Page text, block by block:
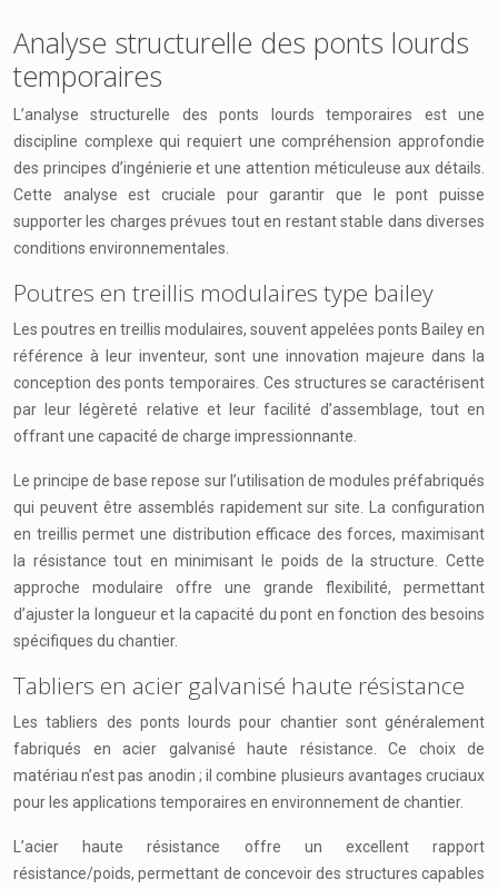
Analyse structurelle des ponts lourds
temporaires
L’analyse structurelle des ponts lourds temporaires est une
discipline complexe qui requiert une compréhension approfondie
des principes d’ingénierie et une attention méticuleuse aux détails.
Cette analyse est cruciale pour garantir que le pont puisse
supporter les charges prévues tout en restant stable dans diverses
conditions environnementales.
Poutres en treillis modulaires type bailey
Les poutres en treillis modulaires, souvent appelées ponts Bailey en
référence à leur inventeur, sont une innovation majeure dans la
conception des ponts temporaires. Ces structures se caractérisent
par leur légèreté relative et leur facilité d’assemblage, tout en
offrant une capacité de charge impressionnante.
Le principe de base repose sur l’utilisation de modules préfabriqués
qui peuvent être assemblés rapidement sur site. La configuration
en treillis permet une distribution efficace des forces, maximisant
la résistance tout en minimisant le poids de la structure. Cette
approche modulaire offre une grande flexibilité, permettant
d’ajuster la longueur et la capacité du pont en fonction des besoins
spécifiques du chantier.
Tabliers en acier galvanisé haute résistance
Les tabliers des ponts lourds pour chantier sont généralement
fabriqués en acier galvanisé haute résistance. Ce choix de
matériau n’est pas anodin ; il combine plusieurs avantages cruciaux
pour les applications temporaires en environnement de chantier.
L’acier haute résistance offre un excellent rapport
résistance/poids, permettant de concevoir des structures capables